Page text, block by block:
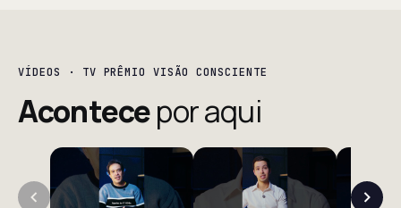
VÍDEOS · TV PRÊMIO VISÃO CONSCIENTE
Acontecepor aqui